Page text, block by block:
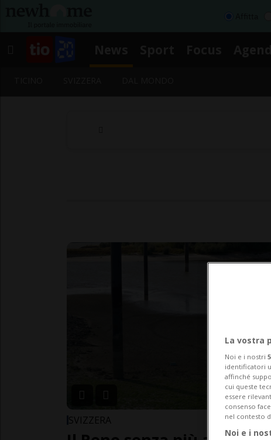
SVIZZERA
La vostra
Noi e i nostri
identificatori
affinché
cui queste
essere
consenso
nel contesto
Noi e i